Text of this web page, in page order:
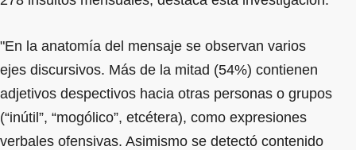
"En la anatomía del mensaje se observan varios
ejes discursivos. Más de la mitad (54%) contienen
adjetivos despectivos hacia otras personas o grupos
(“inútil”, “mogólico”, etcétera), como expresiones
verbales ofensivas. Asimismo se detectó contenido